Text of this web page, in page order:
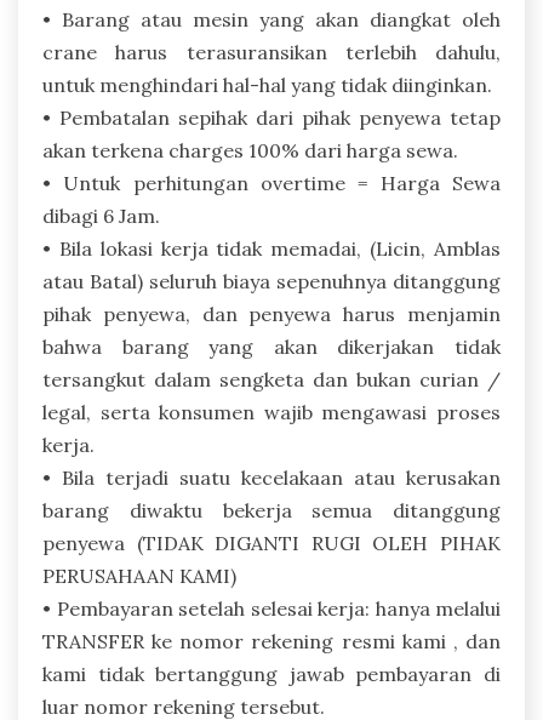
• Barang atau mesin yang akan diangkat oleh
crane harus terasuransikan terlebih dahulu,
untuk menghindari hal-hal yang tidak diinginkan.
• Pembatalan sepihak dari pihak penyewa tetap
akan terkena charges 100% dari harga sewa.
• Untuk perhitungan overtime = Harga Sewa
dibagi 6 Jam.
• Bila lokasi kerja tidak memadai, (Licin, Amblas
atau Batal) seluruh biaya sepenuhnya ditanggung
pihak penyewa, dan penyewa harus menjamin
bahwa barang yang akan dikerjakan tidak
tersangkut dalam sengketa dan bukan curian /
legal, serta konsumen wajib mengawasi proses
kerja.
• Bila terjadi suatu kecelakaan atau kerusakan
barang diwaktu bekerja semua ditanggung
penyewa (TIDAK DIGANTI RUGI OLEH PIHAK
PERUSAHAAN KAMI)
• Pembayaran setelah selesai kerja: hanya melalui
TRANSFER ke nomor rekening resmi kami , dan
kami tidak bertanggung jawab pembayaran di
luar nomor rekening tersebut.